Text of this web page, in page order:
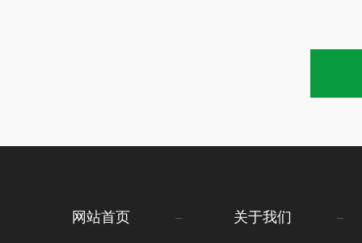
网站首页 关于我们